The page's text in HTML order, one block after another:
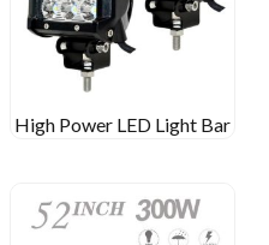
High Power LED Light Bar